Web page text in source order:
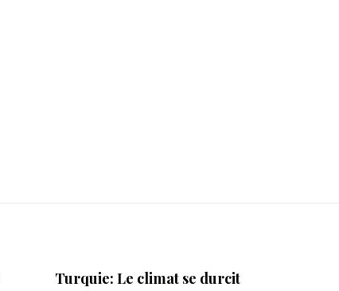
Turquie: Le climat se durcit